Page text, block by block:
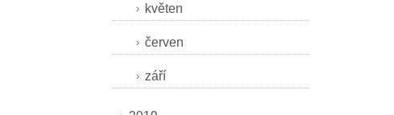
květen
červen
září